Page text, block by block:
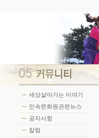
세상살아가는 이야기
민속문화원관련뉴스
공지사항
칼럼